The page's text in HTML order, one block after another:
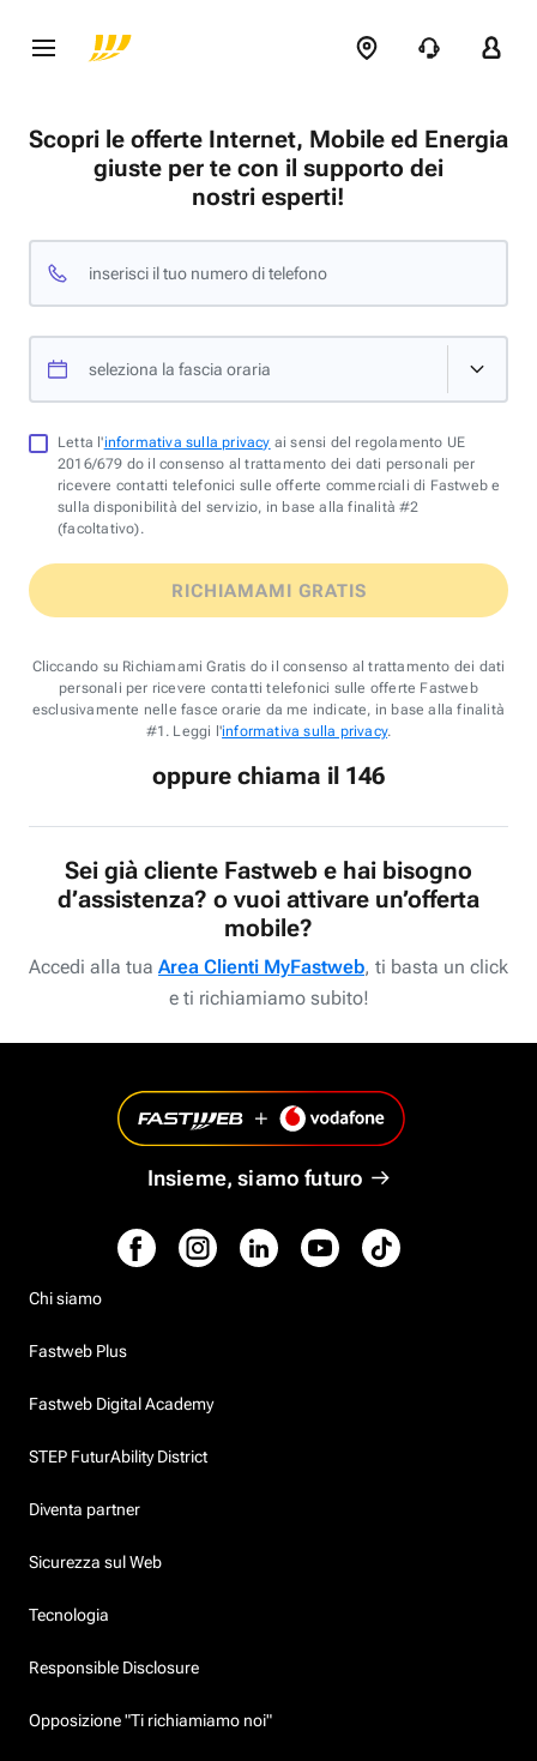
Scopri le offerte Internet, Mobile ed Energia
giuste per te con il supporto dei
nostri esperti!
inserisci il tuo numero di telefono
seleziona la fascia oraria
Letta l'informativa sulla privacy ai sensi del regolamento UE
2016/679 do il consenso al trattamento dei dati personali per
ricevere contatti telefonici sulle offerte commerciali di Fastweb e
sulla disponibilità del servizio, in base alla finalità #2
(facoltativo).
RICHIAMAMI GRATIS
Cliccando su Richiamami Gratis do il consenso al trattamento dei dati
personali per ricevere contatti telefonici sulle offerte Fastweb
esclusivamente nelle fasce orarie da me indicate, in base alla finalità
#1. Leggi l'informativa sulla privacy.
oppure chiama il 146
Sei già cliente Fastweb e hai bisogno
d’assistenza? o vuoi attivare un’offerta
mobile?
Accedi alla tua Area Clienti MyFastweb, ti basta un click
e ti richiamiamo subito!
Insieme, siamo futuro
Chi siamo
Fastweb Plus
Fastweb Digital Academy
STEP FuturAbility District
Diventa partner
Sicurezza sul Web
Tecnologia
Responsible Disclosure
Opposizione "Ti richiamiamo noi"